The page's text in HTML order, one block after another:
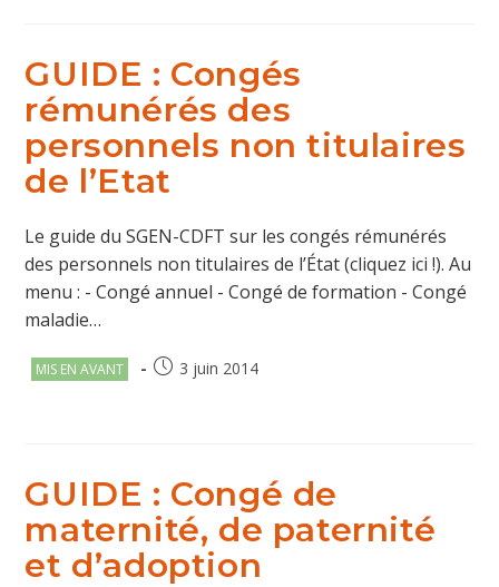
GUIDE : Congés
rémunérés des
personnels non titulaires
de l’Etat
Le guide du SGEN-CDFT sur les congés rémunérés
des personnels non titulaires de l’État (cliquez ici !). Au
menu : - Congé annuel - Congé de formation - Congé
maladie…
Post
MIS EN AVANT
Publication
3 juin 2014
GUIDE : Congé de
maternité, de paternité
et d’adoption